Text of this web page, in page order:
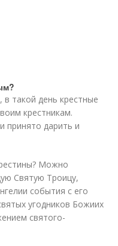
такой день крестные
крестникам.
принято дарить и
Можно
Святую Троицу,
события с его
угодников Божиих
святого-